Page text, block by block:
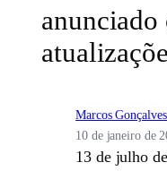
anunciado
Marcos
10 de janeiro de
13 de julho